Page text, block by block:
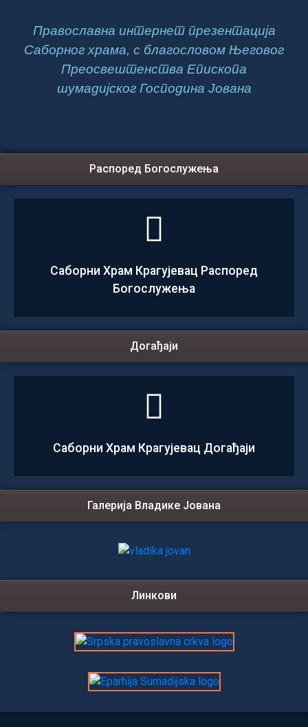
Православна интернет презентација
Саборног храма, с благословом Његовог
Преосвештенства Епископа
шумадијског Господина Јована
Распоред Богослужења
Саборни Храм Крагујевац Распоред
Богослужења
Догађаји
Саборни Храм Крагујевац Догађаји
Галерија Владике Јована
Линкови